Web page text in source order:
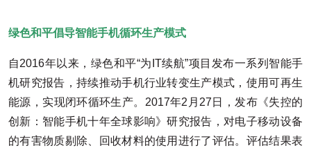
绿色和平倡导智能手机循环生产模式
自2016年以来，绿色和平“为IT续航”项目发布一系列智能手
机研究报告，持续推动手机行业转变生产模式，使用可再生
能源，实现闭环循环生产。2017年2月27日，发布《失控的
创新：智能手机十年全球影响》研究报告，对电子移动设备
的有害物质剔除、回收材料的使用进行了评估。评估结果表